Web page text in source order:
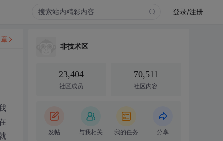
登录/注册
非技术区
23,404
社区成员
70,511
社区内容
发帖 与我相关 我的任务 分享